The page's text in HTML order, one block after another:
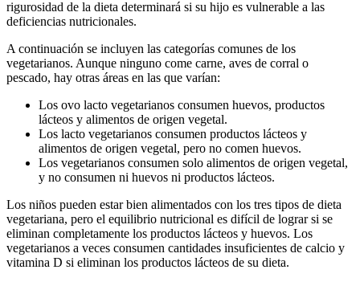
rigurosidad de la dieta determinará si su hijo es vulnerable a las
deficiencias nutricionales.
A continuación se incluyen las categorías comunes de los
vegetarianos. Aunque ninguno come carne, aves de corral o
pescado, hay otras áreas en las que varían:
Los ovo lacto vegetarianos consumen huevos, productos
lácteos y alimentos de origen vegetal.
Los lacto vegetarianos consumen productos lácteos y
alimentos de origen vegetal, pero no comen huevos.
Los vegetarianos consumen solo alimentos de origen vegetal,
y no consumen ni huevos ni productos lácteos.
Los niños pueden estar bien alimentados con los tres tipos de dieta
vegetariana, pero el equilibrio nutricional es difícil de lograr si se
eliminan completamente los productos lácteos y huevos. Los
vegetarianos a veces consumen cantidades insuficientes de calcio y
vitamina D si eliminan los productos lácteos de su dieta.